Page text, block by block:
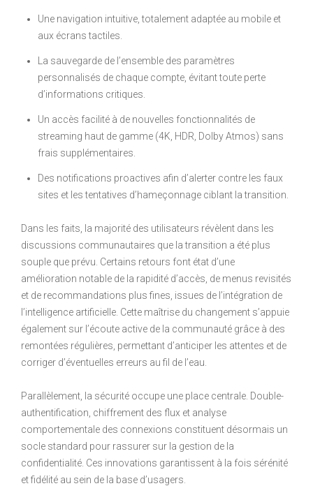
Une navigation intuitive, totalement adaptée au mobile et
aux écrans tactiles.
La sauvegarde de l’ensemble des paramètres
personnalisés de chaque compte, évitant toute perte
d’informations critiques.
Un accès facilité à de nouvelles fonctionnalités de
streaming haut de gamme (4K, HDR, Dolby Atmos) sans
frais supplémentaires.
Des notifications proactives afin d’alerter contre les faux
sites et les tentatives d’hameçonnage ciblant la transition.
Dans les faits, la majorité des utilisateurs révèlent dans les
discussions communautaires que la transition a été plus
souple que prévu. Certains retours font état d’une
amélioration notable de la rapidité d’accès, de menus revisités
et de recommandations plus fines, issues de l’intégration de
l’intelligence artificielle. Cette maîtrise du changement s’appuie
également sur l’écoute active de la communauté grâce à des
remontées régulières, permettant d’anticiper les attentes et de
corriger d’éventuelles erreurs au fil de l’eau.
Parallèlement, la sécurité occupe une place centrale. Double-
authentification, chiffrement des flux et analyse
comportementale des connexions constituent désormais un
socle standard pour rassurer sur la gestion de la
confidentialité. Ces innovations garantissent à la fois sérénité
et fidélité au sein de la base d’usagers.